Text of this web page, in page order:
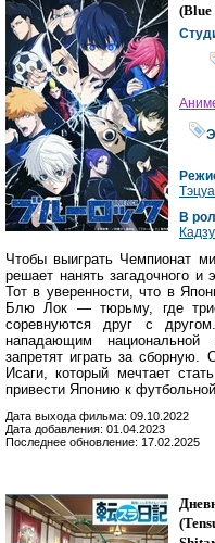
(
В
Чтобы выиграть Чемпионат
решает нанять загадочного и
Тот в уверенности, что в
Блю Лок — тюрьму, где
соревнуются друг с
нападающим национальной
запретят играть за сборную.
Исаги, который мечтает
привести Японию к
Дата выхода фильма: 09.10.2022
Дата добавления: 01.04.2023
Последнее обновление: 17.02.2025
(